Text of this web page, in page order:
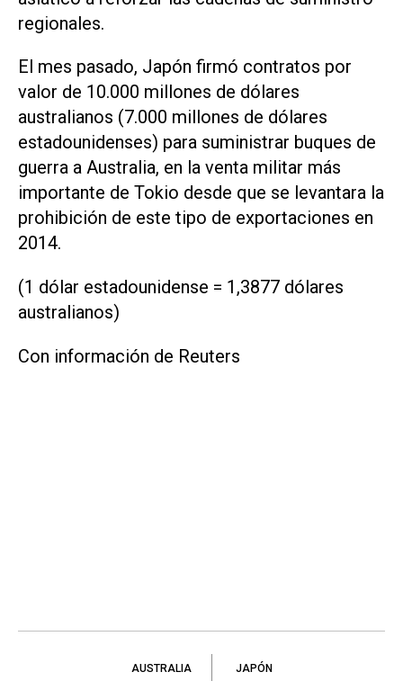
‌regionales.
El mes pasado, Japón firmó contratos por
valor de 10.000 millones de dólares
australianos (7.000 millones de dólares
estadounidenses) para suministrar buques ‌de
guerra a ⁠Australia, en la venta militar más
importante de Tokio desde que se levantara la
prohibición ​de este tipo de exportaciones en
2014.
(1 dólar estadounidense = 1,3877 dólares
australianos)
Con información de Reuters
AUSTRALIA JAPÓN